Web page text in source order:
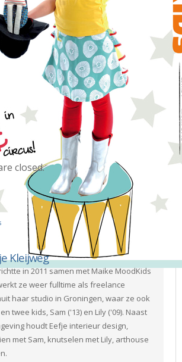
closed.
Kleijweg
in 2011 samen met Maike MoodKids
ze weer fulltime als freelance
haar studio in Groningen, waar ze ook
twee kids, Sam ('13) en Lily ('09). Naast
houdt Eefje interieur design,
met Sam, knutselen met Lily, arthouse